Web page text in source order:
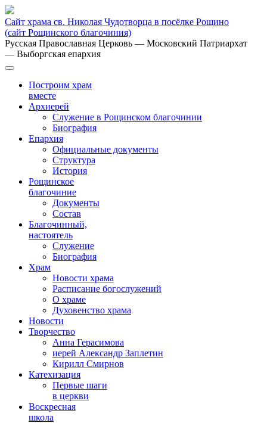
Сайт храма св. Николая Чудотворца в посёлке Рощино
(сайт Рощинского благочиния)
Русская Православная Церковь — Московский Патриархат
— Выборгская епархия
Построим храм
вместе
Архиерей
Служение в Рощинском благочинии
Биография
Епархия
Официальные документы
Структура
История
Рощинское
благочиние
Документы
Состав
Благочинный,
настоятель
Служение
Биография
Храм
Новости храма
Расписание богослужений
О храме
Духовенство храма
Новости
Творчество
Анна Герасимова
иерей Александр Заплетин
Кирилл Смирнов
Катехизация
Первые шаги
в церкви
Воскресная
школа